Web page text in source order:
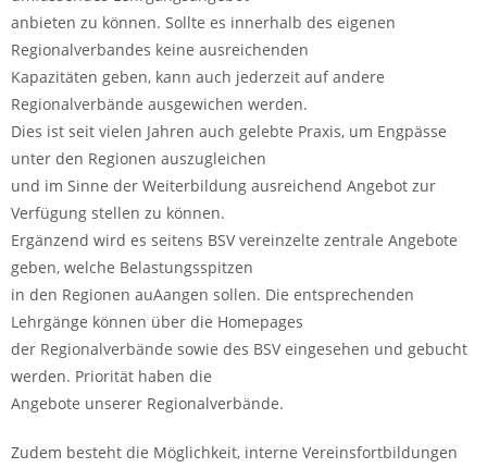
anbieten zu können. Sollte es innerhalb des eigenen
Regionalverbandes keine ausreichenden
Kapazitäten geben, kann auch jederzeit auf andere
Regionalverbände ausgewichen werden.
Dies ist seit vielen Jahren auch gelebte Praxis, um Engpässe
unter den Regionen auszugleichen
und im Sinne der Weiterbildung ausreichend Angebot zur
Verfügung stellen zu können.
Ergänzend wird es seitens BSV vereinzelte zentrale Angebote
geben, welche Belastungsspitzen
in den Regionen auAangen sollen. Die entsprechenden
Lehrgänge können über die Homepages
der Regionalverbände sowie des BSV eingesehen und gebucht
werden. Priorität haben die
Angebote unserer Regionalverbände.
Zudem besteht die Möglichkeit, interne Vereinsfortbildungen